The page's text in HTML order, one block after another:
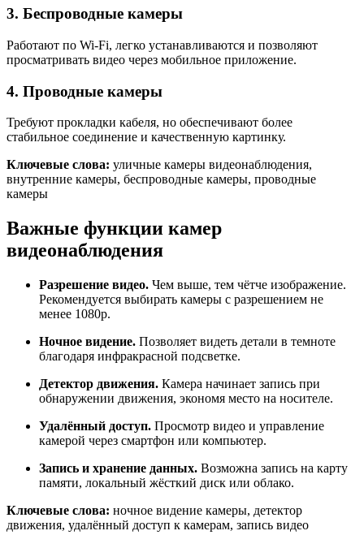
3. Беспроводные камеры
Работают по Wi-Fi, легко устанавливаются и позволяют
просматривать видео через мобильное приложение.
4. Проводные камеры
Требуют прокладки кабеля, но обеспечивают более
стабильное соединение и качественную картинку.
Ключевые слова: уличные камеры видеонаблюдения,
внутренние камеры, беспроводные камеры, проводные
камеры
Важные функции камер
видеонаблюдения
Разрешение видео. Чем выше, тем чётче изображение.
Рекомендуется выбирать камеры с разрешением не
менее 1080p.
Ночное видение. Позволяет видеть детали в темноте
благодаря инфракрасной подсветке.
Детектор движения. Камера начинает запись при
обнаружении движения, экономя место на носителе.
Удалённый доступ. Просмотр видео и управление
камерой через смартфон или компьютер.
Запись и хранение данных. Возможна запись на карту
памяти, локальный жёсткий диск или облако.
Ключевые слова: ночное видение камеры, детектор
движения, удалённый доступ к камерам, запись видео